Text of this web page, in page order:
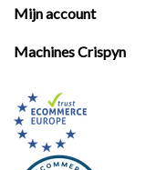
Mijn account
Machines Crispyn